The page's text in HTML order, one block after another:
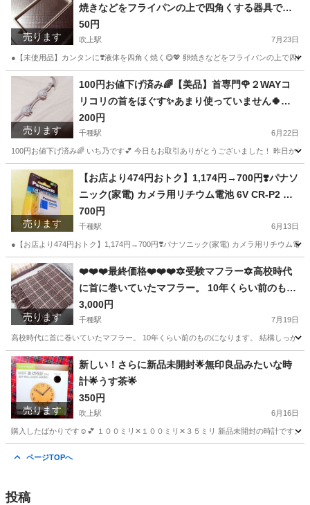
売ります
焼きなどをフライパンの上で四角くする器具です
😊💓シリコン製です🥰他にもたくさん出品してい
るので まとめ買いで割引できる場合もございます
❤️
50円
吹上駅 7月23日
●【未使用品】カンタンに❣️液体を四角く焼く😋💖 卵焼きなどをフライパンの上で四
愛知 名古屋市 吹上駅 インテリア雑貨/小物 フライパン
売ります
100円お値下げ済み🌈【美品】首専門🌹２WAYコ
リコリの首をほぐす✨あまり使っていません🍀使
い方は、両方の２本指で持っていただいて、首に
押し当てるだけ❤️
200円
千種駅 6月22日
100円お値下げ済み🌈 いち乃です💕 今日もお取引ありがとうございました！ 昨日か
愛知 名古屋市 千種駅 インテリア雑貨/小物 専門
売ります
【お店より474円おトク】1,174円→700円❣️パナソ
ニック(家電) カメラ用リチウム電池 6V CR-P2 CR
-P2W ds-1710548
700円
千種駅 6月13日
●【お店より474円おトク】1,174円→700円❣️パナソニック(家電) カメラ用リチウム電
愛知 名古屋市 千種駅 生活家電 愛知 名古屋市
千種駅 生活家電 リチウム電池
売ります
❤️❤️❤️最終価格❤️❤️❤️🔯受験マフラー🔯高校時代
に首に巻いていたマフラー。 10年くらい前のもの
になります。 結構しっかりしたマフラー。 少し高
3,000円
千種駅 7月19日
高校時代に首に巻いていたマフラー。 10年くらい前のものになります。 結
愛知 名古屋市 千種駅 小物 場所
売ります
新しい！さらに新品未開封🌟無印良品みたいな時
計🌟うす茶🌟
350円
吹上駅 6月16日
購入したばかりです☺️💕 １００ミリ✕１００ミリ✕３５ミリ 新品未開封の時計です。
ページTOPへ
投稿